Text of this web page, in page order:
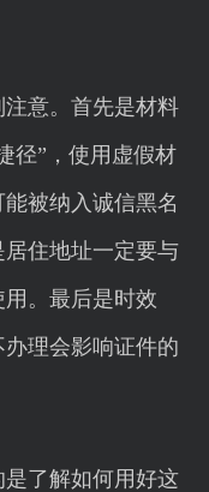
意。首先是材料
径”，使用虚假材
被纳入诚信黑名
住地址一定要与
。最后是时效
理会影响证件的
了解如何用好这